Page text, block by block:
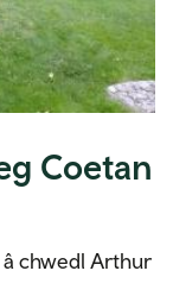
Coetan
chwedl Arthur